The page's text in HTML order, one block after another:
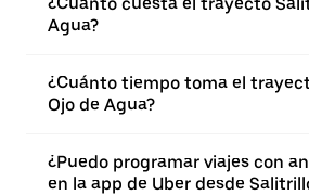
Agua?
¿Cuánto tiempo toma el
Ojo de Agua?
¿Puedo programar viajes con
en la app de Uber desde